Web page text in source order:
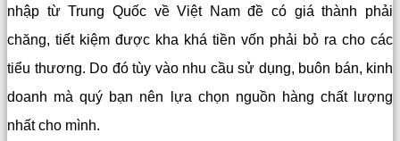
nhập từ Trung Quốc về Việt Nam đề có giá thành phải
chăng, tiết kiệm được kha khá tiền vốn phải bỏ ra cho các
tiểu thương. Do đó tùy vào nhu cầu sử dụng, buôn bán, kinh
doanh mà quý bạn nên lựa chọn nguồn hàng chất lượng
nhất cho mình.